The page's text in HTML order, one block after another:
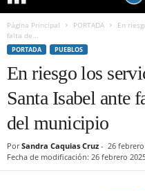
Página Principal PORTADA
En
falta de...
PORTADA PUEBLOS
En riesgo los
Santa Isabel ante
del municipio
Por Sandra Caquias Cruz - 26
Fecha de modificación: 26 febrero